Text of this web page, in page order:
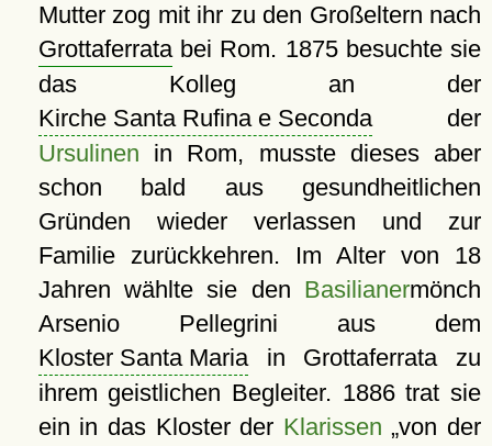
Mutter zog mit ihr zu den Großeltern nach
Grottaferratabei Rom. 1875 besuchte sie
das Kolleg an der
Kirche Santa Rufina e Secondader
Ursulinen in Rom, musste dieses aber
schon bald aus gesundheitlichen
Gründen wieder verlassen und zur
Familie zurückkehren. Im Alter von 18
Jahren wählte sie den Basilianermönch
Arsenio Pellegrini aus dem
Kloster Santa Mariain Grottaferrata zu
ihrem geistlichen Begleiter. 1886 trat sie
ein in das Kloster der Klarissen
von der